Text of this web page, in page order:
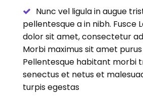
Nunc vel ligula in augue
pellentesque a in nibh. Fusce
dolor sit amet, consectetur
Morbi maximus sit amet
Pellentesque habitant morbi
senectus et netus et
turpis egestas